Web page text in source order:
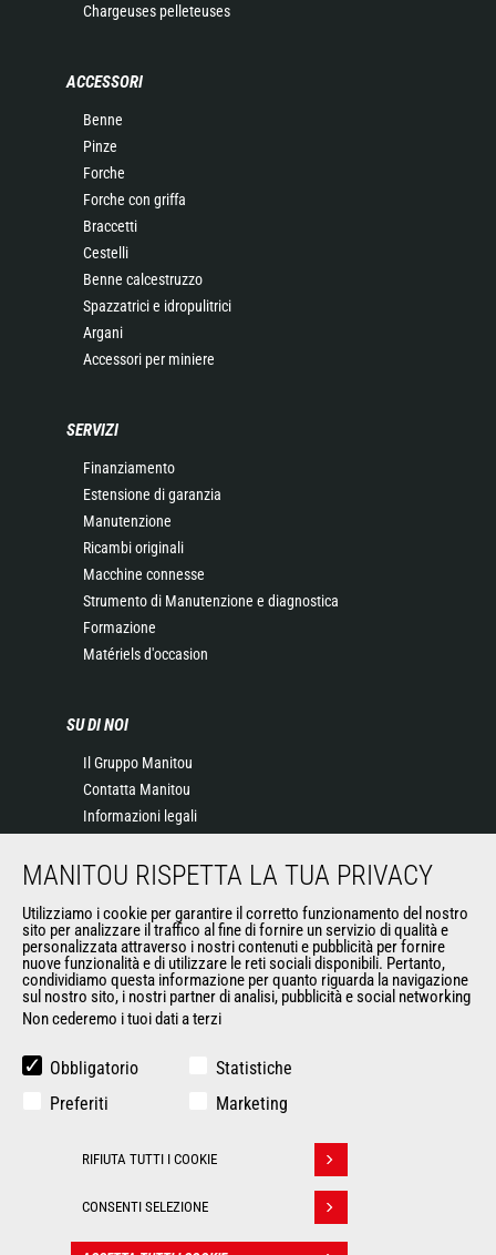
Chargeuses pelleteuses
ACCESSORI
Benne
Pinze
Forche
Forche con griffa
Braccetti
Cestelli
Benne calcestruzzo
Spazzatrici e idropulitrici
Argani
Accessori per miniere
SERVIZI
Finanziamento
Estensione di garanzia
Manutenzione
Ricambi originali
Macchine connesse
Strumento di Manutenzione e diagnostica
Formazione
Matériels d'occasion
SU DI NOI
Il Gruppo Manitou
Contatta Manitou
Informazioni legali
News
General Terms and Conditions of Sale
ALTRI SITI DEL GRUPPO
Opportunità
RMI Manitou
Manitou Group Attachments
Manitou.com
Informazioni
Politique de protection
des données
MANITOU RISPETTA LA TUA PRIVACY
Utilizziamo i cookie per garantire il corretto funzionamento del nostro
sito per analizzare il traffico al fine di fornire un servizio di qualità e
personalizzata attraverso i nostri contenuti e pubblicità per fornire
nuove funzionalità e di utilizzare le reti sociali disponibili. Pertanto,
condividiamo questa informazione per quanto riguarda la navigazione
sul nostro sito, i nostri partner di analisi, pubblicità e social networking
Non cederemo i tuoi dati a terzi
Obbligatorio
Statistiche
Preferiti
Marketing
RIFIUTA TUTTI I COOKIE
CONSENTI SELEZIONE